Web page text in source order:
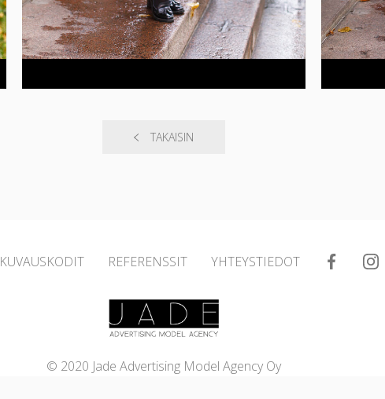
TAKAISIN
KUVAUSKODIT REFERENSSIT YHTEYSTIEDOT
© 2020 Jade Advertising Model Agency Oy